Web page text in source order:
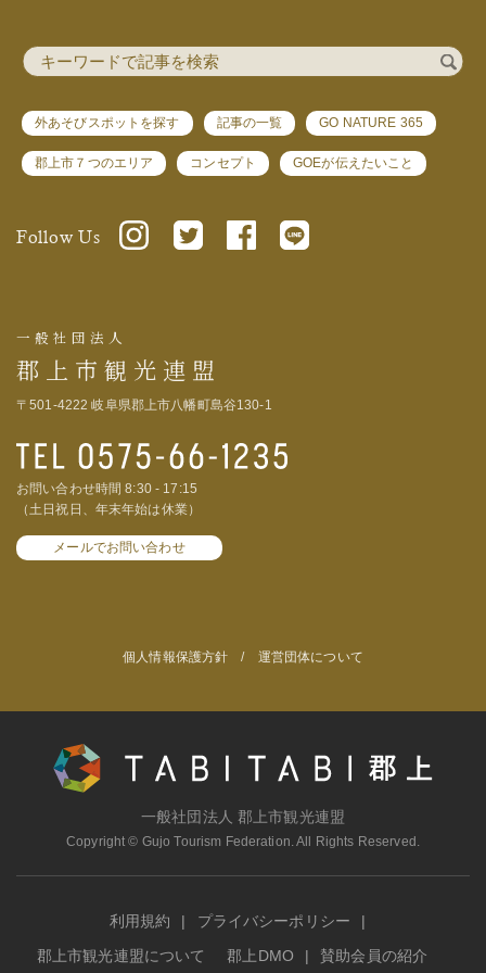
一般社団法人
郡上市観光連盟
〒501-4222 岐阜県郡上市八幡町島谷130-1
お問い合わせ時間 8:30 - 17:15
（土日祝日、年末年始は休業）
メールでお問い合わせ
外あそびスポットを探す 記事の一覧 GO NATURE 365
郡上市７つのエリア コンセプト GOEが伝えたいこと
Follow Us
個人情報保護方針 / 運営団体について
一般社団法人 郡上市観光連盟
Copyright © Gujo Tourism Federation. All Rights Reserved.
利用規約
プライバシーポリシー
郡上市観光連盟について
郡上DMO 賛助会員の紹介